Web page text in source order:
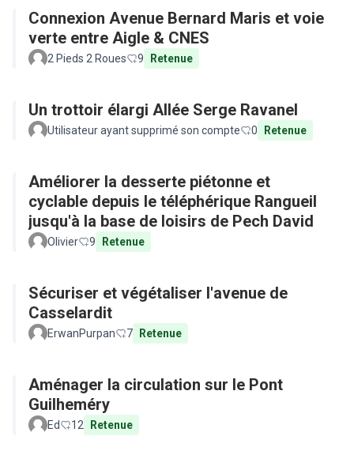
Connexion Avenue Bernard Maris et voie
verte entre Aigle & CNES
2 Pieds 2 Roues 9 Retenue
Un trottoir élargi Allée Serge Ravanel
Utilisateur ayant supprimé son compte 0 Retenue
Améliorer la desserte piétonne et
cyclable depuis le téléphérique Rangueil
jusqu'à la base de loisirs de Pech David
Olivier 9 Retenue
Sécuriser et végétaliser l'avenue de
Casselardit
ErwanPurpan 7 Retenue
Aménager la circulation sur le Pont
Guilheméry
Ed 12 Retenue